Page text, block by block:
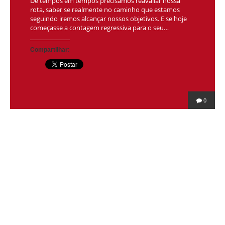
rota, saber se realmente no caminho que estamos
seguindo iremos alcançar nossos objetivos. E se hoje
começasse a contagem regressiva para o seu…
Compartilhar:
0